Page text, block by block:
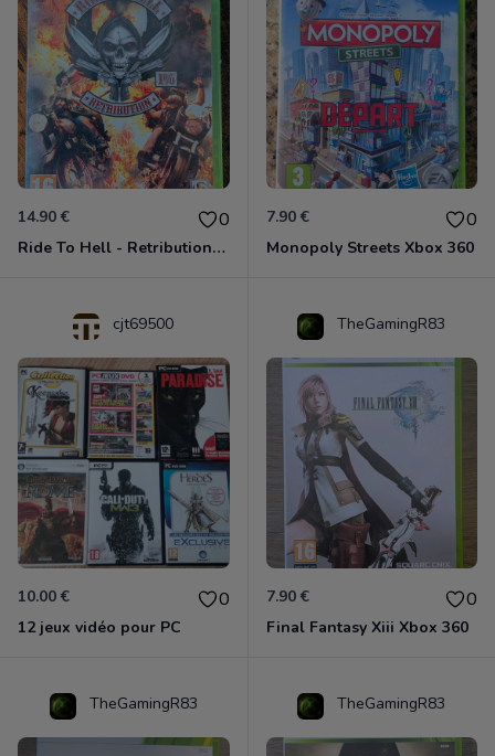
14.90 € 0
Ride To Hell - Retribution Xbox 360
7.90 € 0
Monopoly Streets Xbox 360
cjt69500
10.00 € 0
12 jeux vidéo pour PC
TheGamingR83
7.90 € 0
Final Fantasy Xiii Xbox 360
TheGamingR83 TheGamingR83